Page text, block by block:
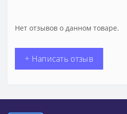
Нет отзывов о данном товаре.
+ Написать отзыв